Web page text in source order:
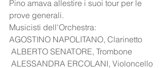
Pino amava allestire i suoi tour per le
prove generali.
Musicisti dell'Orchestra:
AGOSTINO NAPOLITANO, Clarinetto
ALBERTO SENATORE, Trombone
ALESSANDRA ERCOLANI, Violoncello